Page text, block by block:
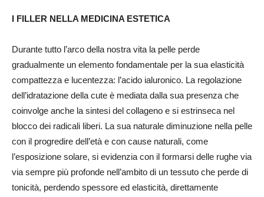
I FILLER NELLA MEDICINA ESTETICA
Durante tutto l’arco della nostra vita la pelle perde
gradualmente un elemento fondamentale per la sua elasticità
compattezza e lucentezza: l’acido ialuronico. La regolazione
dell’idratazione della cute è mediata dalla sua presenza che
coinvolge anche la sintesi del collageno e si estrinseca nel
blocco dei radicali liberi. La sua naturale diminuzione nella pelle
con il progredire dell’età e con cause naturali, come
l’esposizione solare, si evidenzia con il formarsi delle rughe via
via sempre più profonde nell’ambito di un tessuto che perde di
tonicità, perdendo spessore ed elasticità, direttamente